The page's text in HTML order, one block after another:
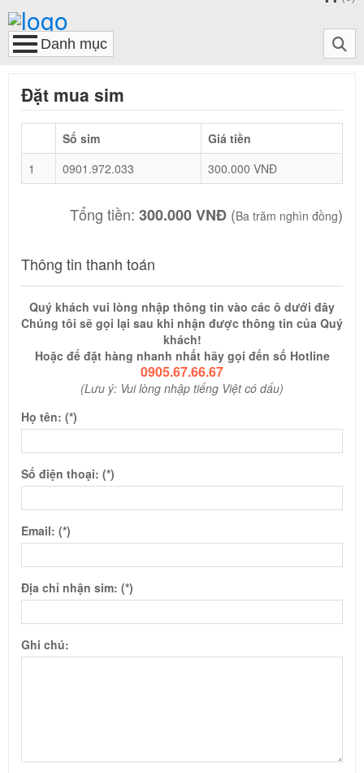
Đặt mua sim
Số sim
Giá tiền
1
0901.972.033 300.000 VNĐ
Tổng tiền: 300.000 VNĐ (Ba trăm nghìn đồng)
Thông tin thanh toán
Quý khách vui lòng nhập thông tin vào các ô dưới đây
Chúng tôi sẽ gọi lại sau khi nhận được thông tin của Quý
khách!
Hoặc để đặt hàng nhanh nhất hãy gọi đến số Hotline
0905.67.66.67
(Lưu ý: Vui lòng nhập tiếng Việt có dấu)
Họ tên: (*)
Số điện thoại: (*)
Email: (*)
Địa chỉ nhận sim: (*)
Ghi chú: